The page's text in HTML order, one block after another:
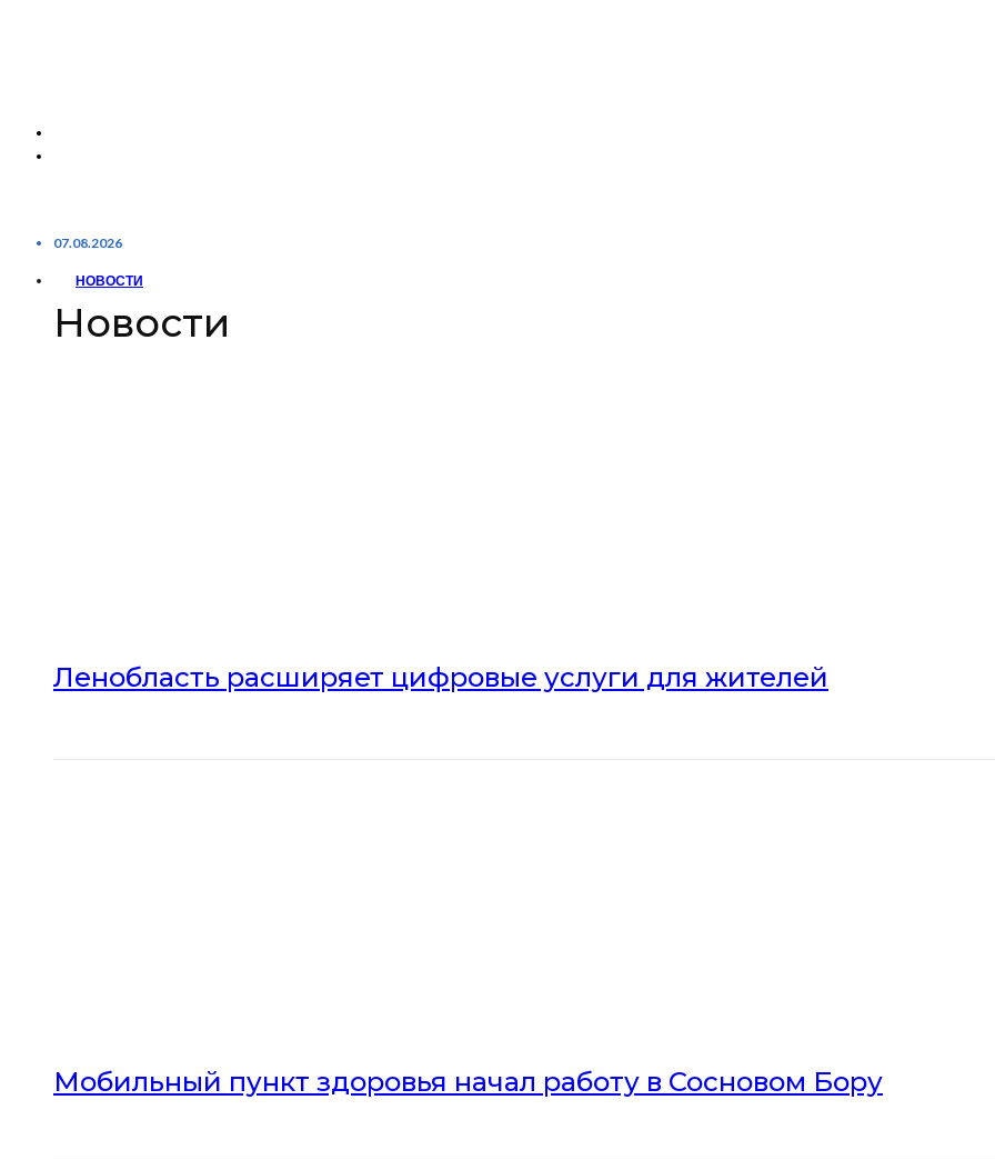
07.08.2026
НОВОСТИ
Новости
Ленобласть расширяет цифровые услуги для жителей
Мобильный пункт здоровья начал работу в Сосновом Бору